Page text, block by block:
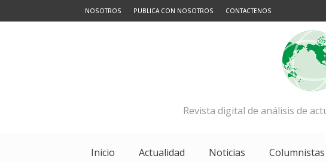
NOSOTROS PUBLICA CON NOSOTROS CONTACTENOS
Revista digital de análisis de
Inicio Actualidad Noticias Columnistas